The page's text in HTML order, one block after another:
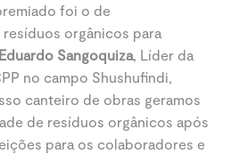
foi o de
orgânicos para
Eduardo Sangoquiza, Líder da
no campo Shushufindi,
canteiro de obras geramos
de resíduos orgânicos após
para os colaboradores e